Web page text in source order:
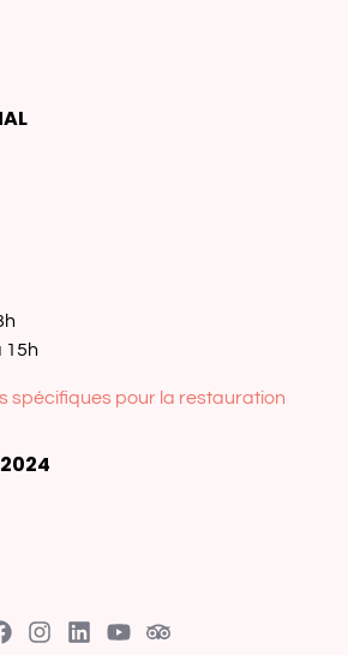
15h
spécifiques pour la restauration